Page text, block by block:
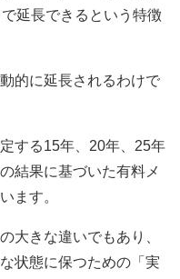
延長できるという特徴
的に延長されるわけで
する15年、20年、25年
結果に基づいた有料メ
ます。
大きな違いでもあり、
状態に保つための「実